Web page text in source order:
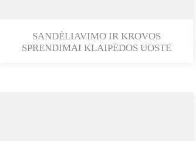
SANDĖLIAVIMO IR KROVOS
SPRENDIMAI KLAIPĖDOS UOSTE